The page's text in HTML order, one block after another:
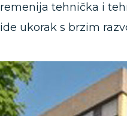
tehnička i
ukorak s brzim